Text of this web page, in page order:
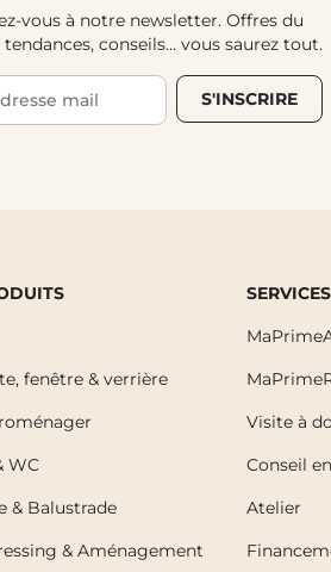
vous à notre newsletter. Offres du
conseils... vous saurez tout.
S'INSCRIRE
fenêtre & verrière
WC
& Balustrade
& Aménagement
Visite à
Conseil
Atelier